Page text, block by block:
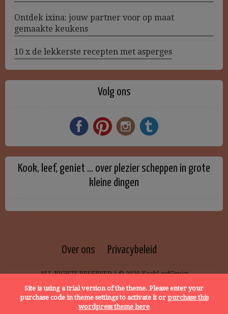
START READING MODE ADD TO MEAL PLAN
Ontdek ixina: jouw partner voor op maat
gemaakte keukens
10 x de lekkerste recepten met asperges
Volg ons
Kook, leef, geniet … over plezier scheppen in grote
kleine dingen
Over ons Privacybeleid
ALL RIGHTS RESERVED | © 2020 KookLeefGeniet
Site is using a trial version of the theme. Please enter your
purchase code in theme settings to activate it or purchase this
wordpress theme here